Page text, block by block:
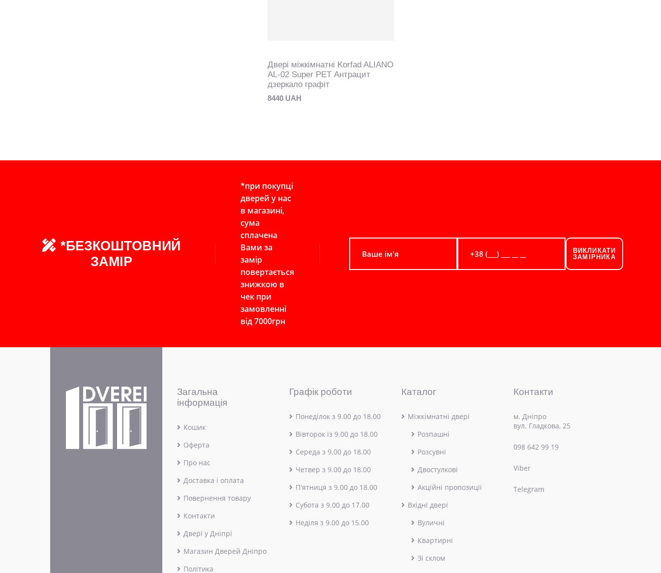
Двері міжкімнатні Korfad ALIANO
AL-02 Super PET Антрацит
дзеркало графіт
8440 UAH
*БЕЗКОШТОВНИЙ
ЗАМІР
*при покупці
дверей у нас
в магазині,
сума
сплачена
Вами за
замір
повертається
знижкою в
чек при
замовленні
від 7000грн
ВИКЛИКАТИ
ЗАМІРНИКА
Загальна
інформація
Кошик
Оферта
Про нас
Доставка і оплата
Повернення товару
Контакти
Двері у Дніпрі
Магазин Дверей Дніпро
Політика
Графік роботи
Понеділок з 9.00 до 18.00
Вівторок із 9.00 до 18.00
Середа з 9.00 до 18.00
Четвер з 9.00 до 18.00
П'ятниця з 9.00 до 18.00
Субота з 9.00 до 17.00
Неділя з 9.00 до 15.00
Каталог
Міжкімнатні двері
Розпашні
Розсувні
Двостулкові
Акційні пропозиції
Вхідні двері
Вуличні
Квартирні
Зі склом
Контакти
м. Дніпро
вул. Гладкова, 25
098 642 99 19
Viber
Telegram